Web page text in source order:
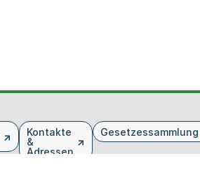
Kontakte
&
Adressen
Gesetzessammlung